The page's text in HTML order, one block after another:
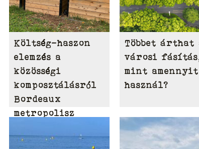
Költség-haszon
elemzés a
közösségi
komposztálásról
Bordeaux
metropolisz
Többet árthat
városi
mint amennyit
használ?